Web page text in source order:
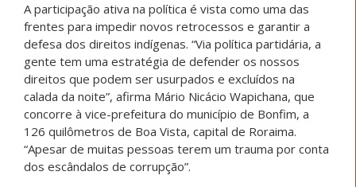
A participação ativa na política é vista como uma das
frentes para impedir novos retrocessos e garantir a
defesa dos direitos indígenas. “Via política partidária, a
gente tem uma estratégia de defender os nossos
direitos que podem ser usurpados e excluídos na
calada da noite”, afirma Mário Nicácio Wapichana, que
concorre à vice-prefeitura do município de Bonfim, a
126 quilômetros de Boa Vista, capital de Roraima.
“Apesar de muitas pessoas terem um trauma por conta
dos escândalos de corrupção”.